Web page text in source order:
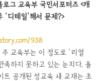
그 교육부 국민서포터즈 <캐
‘디테일’해서 문제?>
938
교육부는 이 정도로 ‘리얼
족하지 못하고 있는 눈치다. 올
트 공개된 성교육 새 교재는 초